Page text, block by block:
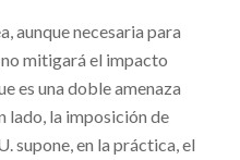
aunque necesaria para
mitigará el impacto
es una doble amenaza
lado, la imposición de
supone, en la práctica, el